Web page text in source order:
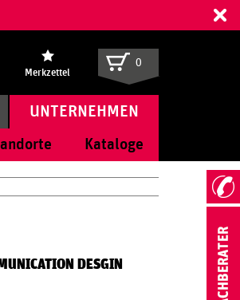
Merkzettel
0
UNTERNEHMEN
Kataloge
DESGIN